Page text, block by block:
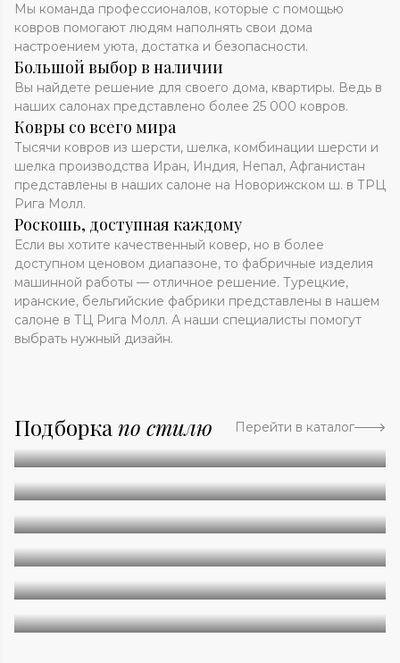
Мы команда профессионалов, которые с помощью
ковров помогают людям наполнять свои дома
настроением уюта, достатка и безопасности.
Большой выбор в наличии
Вы найдете решение для своего дома, квартиры. Ведь в
наших салонах представлено более 25 000 ковров.
Ковры со всего мира
Тысячи ковров из шерсти, шелка, комбинации шерсти и
шелка производства Иран, Индия, Непал, Афганистан
представлены в наших салоне на Новорижском ш. в ТРЦ
Рига Молл.
Роскошь, доступная каждому
Если вы хотите качественный ковер, но в более
доступном ценовом диапазоне, то фабричные изделия
машинной работы — отличное решение. Турецкие,
иранские, бельгийские фабрики представлены в нашем
салоне в ТЦ Рига Молл. А наши специалисты помогут
выбрать нужный дизайн.
Подборка по стилю Перейти в каталог
Абстракция
Однотонные
Геометрия
Классические
Современные
Дизайнерские